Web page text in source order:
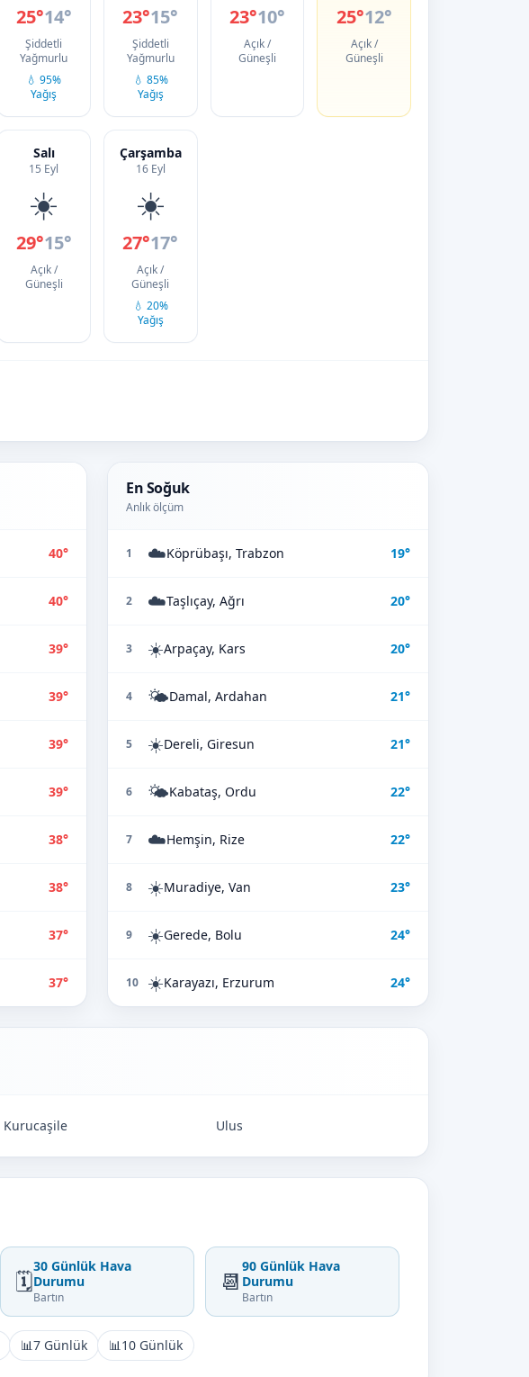
25°14°
Şiddetli
Yağmurlu
💧 95%
Yağış
23°15°
Şiddetli
Yağmurlu
💧 85%
Yağış
23°10°
Açık /
Güneşli
25°12°
Açık /
Güneşli
Salı
15 Eyl
☀️
29°15°
Açık /
Güneşli
Çarşamba
16 Eyl
☀️
27°17°
Açık /
Güneşli
💧 20%
Yağış
40°
40°
39°
39°
39°
39°
38°
38°
37°
37°
En Soğuk
Anlık ölçüm
1 ☁️Köprübaşı, Trabzon 19°
2 ☁️Taşlıçay, Ağrı 20°
3 ☀️Arpaçay, Kars 20°
4 🌤️Damal, Ardahan 21°
5 ☀️Dereli, Giresun 21°
6 🌤️Kabataş, Ordu 22°
7 ☁️Hemşin, Rize 22°
8 ☀️Muradiye, Van 23°
9 ☀️Gerede, Bolu 24°
10 ☀️Karayazı, Erzurum 24°
Kurucaşile Ulus
🗓️
30 Günlük Hava
Durumu
Bartın
📆
90 Günlük Hava
Durumu
Bartın
📊7 Günlük 📊10 Günlük